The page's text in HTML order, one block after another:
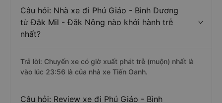
Câu hỏi: Nhà xe đi Phú Giáo - Bình Dương
từ Đăk Mil - Đắk Nông nào khởi hành trễ
nhất?
Trả lời: Chuyến xe có giờ xuất phát trễ (muộn) nhất là
vào lúc 23:56 là của nhà xe Tiến Oanh.
Câu hỏi: Review xe đi Phú Giáo - Bình